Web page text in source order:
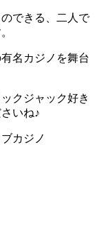
できる、二人で
名カジノを舞台
クジャック好き
いね♪
カジノ